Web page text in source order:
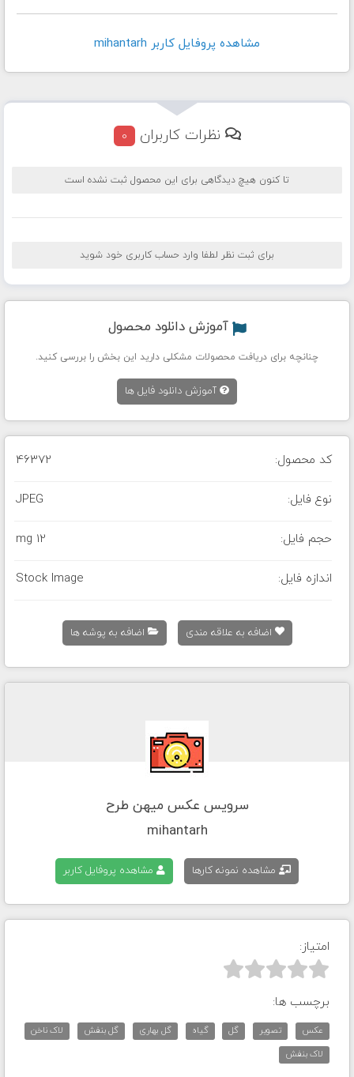
مشاهده پروفايل کاربر mihantarh
نظرات کاربران 0
تا کنون هیچ دیدگاهی برای این محصول ثبت نشده است
برای ثبت نظر لطفا وارد حساب کاربری خود شوید
آموزش دانلود محصول
چنانچه برای دریافت محصولات مشکلی دارید این بخش را بررسی کنید.
آموزش دانلود فایل ها
کد محصول: 46372
نوع فایل: JPEG
حجم فایل: 12 mg
اندازه فایل: Stock Image
اضافه به علاقه مندی اضافه به پوشه ها
سرویس عکس میهن طرح
mihantarh
مشاهده نمونه کارها مشاهده پروفایل کاربر
امتیاز:



برچسب ها:
عکس تصویر گل گیاه گل بهاری گل بنفش
لاک ناخن
لاک بنفش